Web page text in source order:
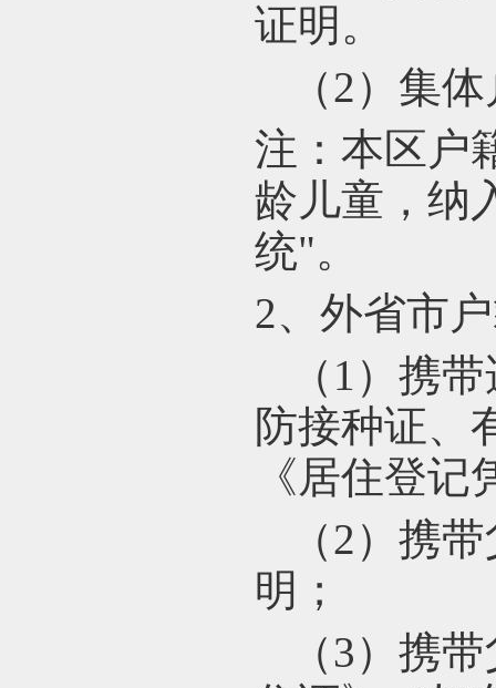
证明。
（2）集
注：本区户
龄儿童，纳
统"。
2、外省市
（1）携
防接种证、
《居住登记
（2）携
明；
（3）携